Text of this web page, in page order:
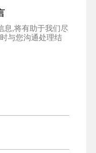
息,将有助于我们尽
与您沟通处理结